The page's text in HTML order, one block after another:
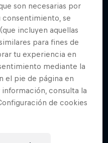
son necesarias por
consentimiento, se
incluyen aquellas
para fines de
tu experiencia en
mediante la
el pie de página en
consulta la
de cookies